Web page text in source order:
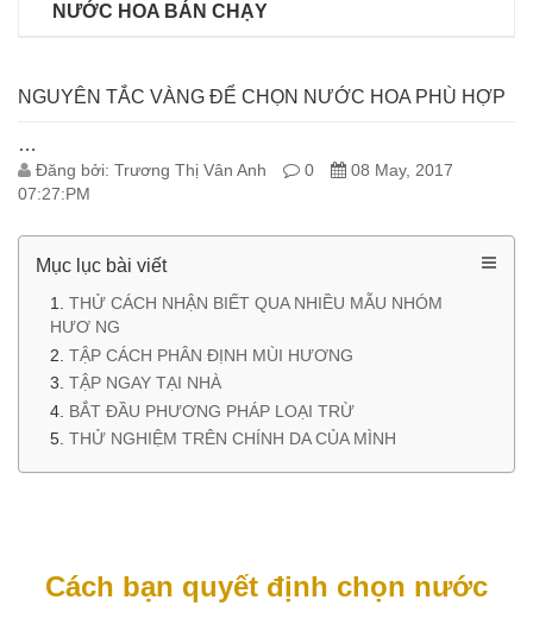
NƯỚC HOA BÁN CHẠY
NGUYÊN TẮC VÀNG ĐỂ CHỌN NƯỚC HOA PHÙ HỢP
…
Đăng bởi: Trương Thị Vân Anh 0
08 May, 2017
07:27:PM
Mục lục bài viết
THỬ CÁCH NHẬN BIẾT QUA NHIỀU MẪU NHÓM
HƯƠ NG
TẬP CÁCH PHÂN ĐỊNH MÙI HƯƠNG
TẬP NGAY TẠI NHÀ
BẮT ĐẦU PHƯƠNG PHÁP LOẠI TRỪ
THỬ NGHIỆM TRÊN CHÍNH DA CỦA MÌNH
Cách bạn quyết định chọn nước